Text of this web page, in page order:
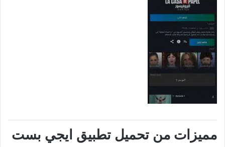
مميزات من تحميل تطبيق ايجي بست